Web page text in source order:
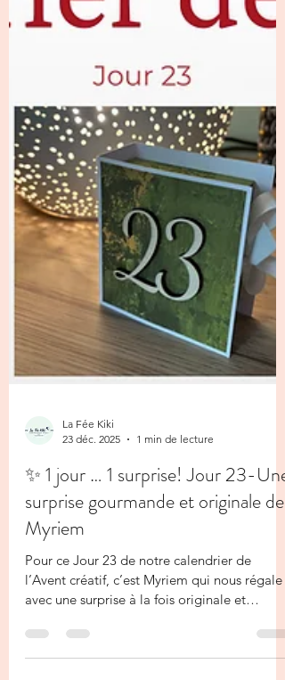
La Fée Kiki
23 déc. 2025
1 min de lecture
✨ 1 jour … 1 surprise! Jour 23-Une
surprise gourmande et originale de
Myriem